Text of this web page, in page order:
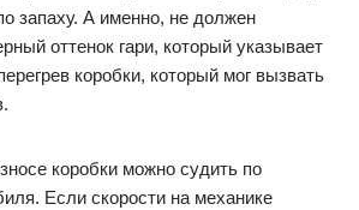
запаху. А именно, не должен
оттенок гари, который указывает
коробки, который мог вызвать
коробки можно судить по
Если скорости на механике